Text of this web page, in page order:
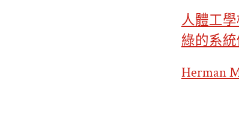
人體工
綠的系
Herman